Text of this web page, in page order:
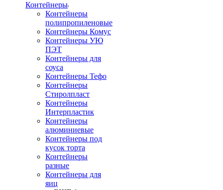
Контейнеры
Контейнеры
полипропиленовые
Контейнеры Комус
Контейнеры УЮ
ПЭТ
Контейнеры для
соуса
Контейнеры Тефо
Контейнеры
Стиролпласт
Контейнеры
Интерпластик
Контейнеры
алюминиевые
Контейнеры под
кусок торта
Контейнеры
разные
Контейнеры для
яиц